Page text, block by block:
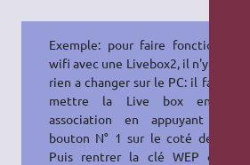
Exemple: pour faire fonctionner le
wifi avec une Livebox2, il n'y a en fait
rien a changer sur le PC: il faut juste
mettre la Live box en mode
association en appuyant sur le
bouton N° 1 sur le coté de la box.
Puis rentrer la cléWEP ou WPA